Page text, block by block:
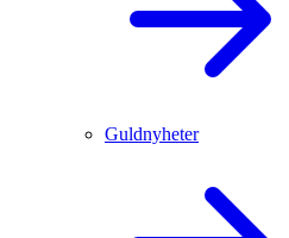
Guldnyheter